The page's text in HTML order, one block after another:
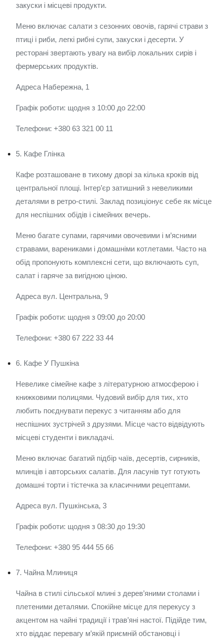
закуски і місцеві продукти.
Меню включає салати з сезонних овочів, гарячі страви з
птиці і риби, легкі рибні супи, закуски і десерти. У
ресторані звертають увагу на вибір локальних сирів і
фермерських продуктів.
Адреса Набережна, 1
Графік роботи: щодня з 10:00 до 22:00
Телефони: +380 63 321 00 11
5. Кафе Глінка
Кафе розташоване в тихому дворі за кілька кроків від
центральної площі. Інтер’єр затишний з невеликими
деталями в ретро-стилі. Заклад позиціонує себе як місце
для неспішних обідів і сімейних вечерь.
Меню багате супами, гарячими овочевими і м’ясними
стравами, варениками і домашніми котлетами. Часто на
обід пропонують комплексні сети, що включають суп,
салат і гаряче за вигідною ціною.
Адреса вул. Центральна, 9
Графік роботи: щодня з 09:00 до 20:00
Телефони: +380 67 222 33 44
6. Кафе У Пушкіна
Невелике сімейне кафе з літературною атмосферою і
книжковими полицями. Чудовий вибір для тих, хто
любить поєднувати перекус з читанням або для
неспішних зустрічей з друзями. Місце часто відвідують
місцеві студенти і викладачі.
Меню включає багатий підбір чаїв, десертів, сирників,
млинців і авторських салатів. Для ласунів тут готують
домашні торти і тістечка за класичними рецептами.
Адреса вул. Пушкінська, 3
Графік роботи: щодня з 08:30 до 19:30
Телефони: +380 95 444 55 66
7. Чайна Млиниця
Чайна в стилі сільської млині з дерев’яними столами і
плетеними деталями. Спокійне місце для перекусу з
акцентом на чайні традиції і трав’яні настої. Підійде тим,
хто віддає перевагу м’якій приємній обстановці і